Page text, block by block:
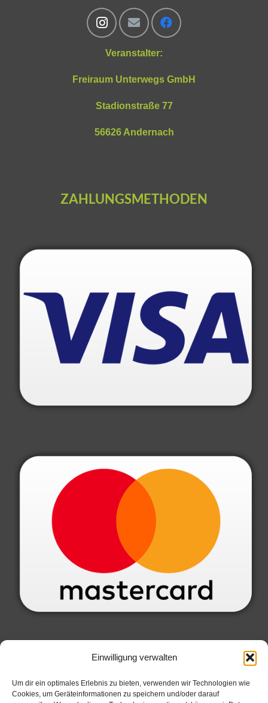
Einwilligung verwalten
Um dir ein optimales Erlebnis zu bieten, verwenden wir Technologien wie
Cookies, um Geräteinformationen zu speichern und/oder darauf
Veranstalter:
Freiraum Unterwegs GmbH
Stadionstraße 77
56626 Andernach
ZAHLUNGSMETHODEN
SERVICE INFORMATIONEN
Datenschutzbelehrung
Widerrufsbelehrung